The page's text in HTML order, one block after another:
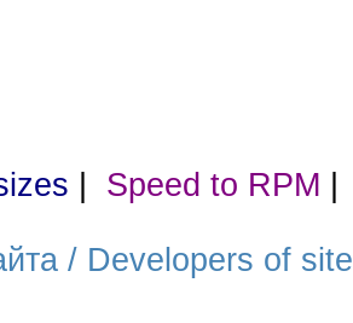
Speed to RPM
/ Developers of site